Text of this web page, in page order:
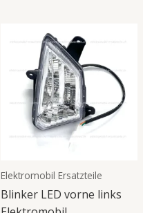
Elektromobil Ersatzteile
Blinker LED vorne links